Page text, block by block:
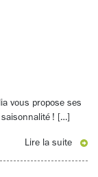
vous propose ses
! […]
Lire la suite